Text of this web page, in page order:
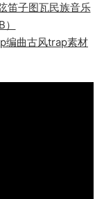
笛子图瓦民族音乐
编曲古风trap素材